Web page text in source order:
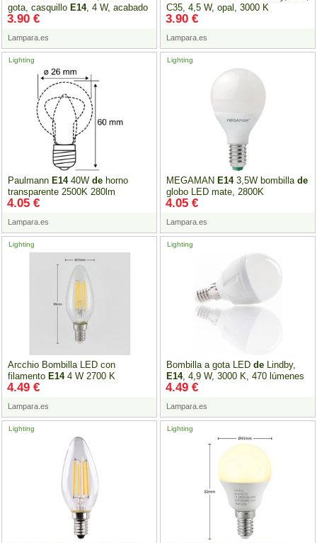
gota, casquillo E14, 4 W, acabado
mate, 2700 K
Lampara.es
3.90 €
C35, 4,5 W, opal, 3000 K
Lampara.es
3.90 €
Paulmann E1440W de horno
transparente 2500K 280lm
Lighting
Lampara.es
4.05 €
MEGAMAN E143,5W bombilla de
globo LED mate, 2800K
Lighting
Lampara.es
4.05 €
Arcchio Bombilla LED con
filamento E144 W 2700 K
atenuable
Lighting
Lampara.es
4.49 €
Bombilla a gota LED de Lindby,
E14, 4,9 W, 3000 K, 470 lúmenes
Lighting
Lampara.es
4.49 €
Lighting Lighting